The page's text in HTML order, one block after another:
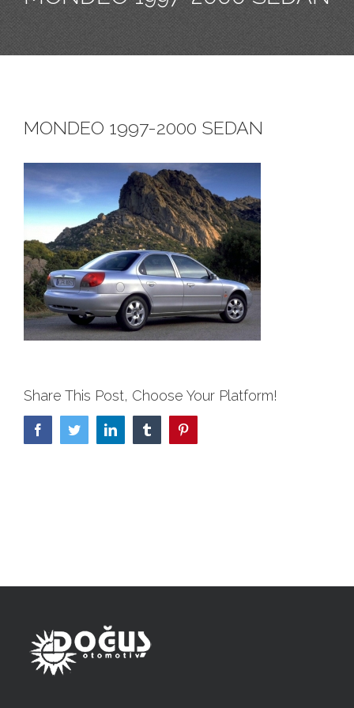
MONDEO 1997-2000 SEDAN
Share This Post, Choose Your Platform!
FacebookTwitterLinkedIn Tumblr